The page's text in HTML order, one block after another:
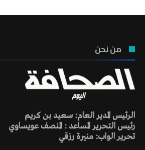
من نحن
الرئيس المدير العام: سعيد بن كريم
رئيس التحرير المساعد : المنصف عويساوي
تحرير الواب: منيرة رزقي